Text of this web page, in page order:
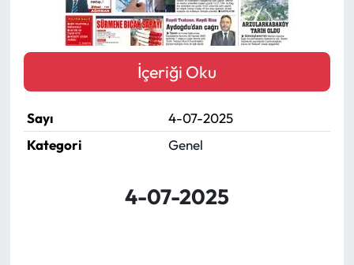
İçeriği Oku
Sayı
4-07-2025
Kategori
Genel
4-07-2025
Köşe Yazıları
Karikatür Galeri
BIK
ASTROLOJİ